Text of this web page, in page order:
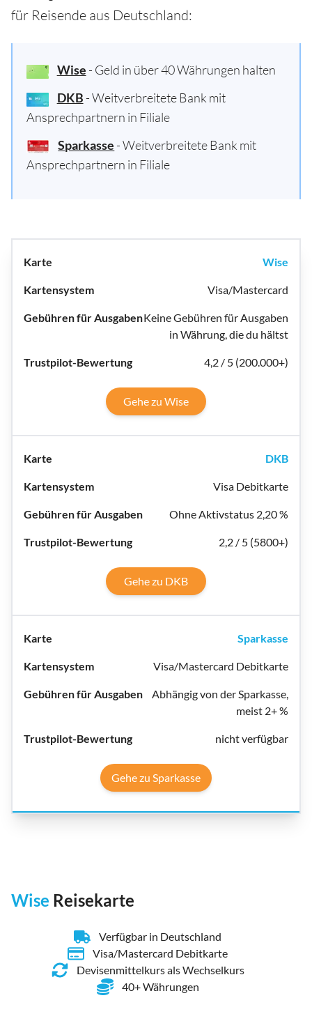
für Reisende aus Deutschland:
Wise - Geld in über 40 Währungen halten
DKB - Weitverbreitete Bank mit
Ansprechpartnern in Filiale
Sparkasse - Weitverbreitete Bank mit
Ansprechpartnern in Filiale
Wise
Visa/Mastercard
Keine Gebühren für Ausgaben
in Währung, die du hältst
4,2 / 5 (200.000+)
Gehe zu Wise
DKB
Visa Debitkarte
Ohne Aktivstatus 2,20 %
2,2 / 5 (5800+)
Gehe zu DKB
Sparkasse
Visa/Mastercard Debitkarte
Abhängig von der Sparkasse,
meist 2+ %
nicht verfügbar
Gehe zu Sparkasse
Wise Reisekarte
Verfügbar in Deutschland
Visa/Mastercard Debitkarte
Devisenmittelkurs als Wechselkurs
40+ Währungen